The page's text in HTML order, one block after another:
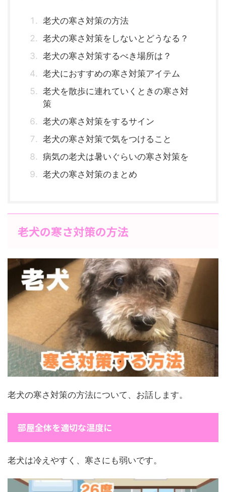
老犬の寒さ対策の方法
老犬の寒さ対策をしないとどうなる？
老犬の寒さ対策するべき場所は？
老犬におすすめの寒さ対策アイテム
老犬を散歩に連れていくときの寒さ対
策
老犬の寒さ対策をするサイン
老犬の寒さ対策で気をつけること
病気の老犬は暑いぐらいの寒さ対策を
老犬の寒さ対策のまとめ
老犬の寒さ対策の方法
老犬の寒さ対策の方法について、お話します。
部屋全体を適切な温度に
老犬は冷えやすく、寒さにも弱いです。